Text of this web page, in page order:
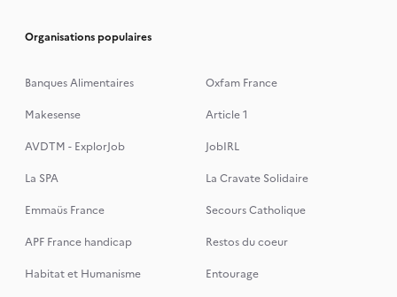
Organisations populaires
Banques Alimentaires
Oxfam France
Makesense
Article 1
AVDTM - ExplorJob
JobIRL
La SPA
La Cravate Solidaire
Emmaüs France
Secours Catholique
APF France handicap
Restos du coeur
Habitat et Humanisme
Entourage